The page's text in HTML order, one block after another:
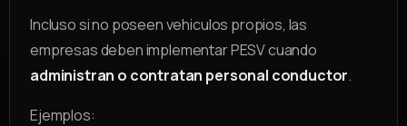
Incluso si no poseen vehiculos propios, las
empresas deben implementar PESV cuando
administran o contratan personal conductor.
Ejemplos: